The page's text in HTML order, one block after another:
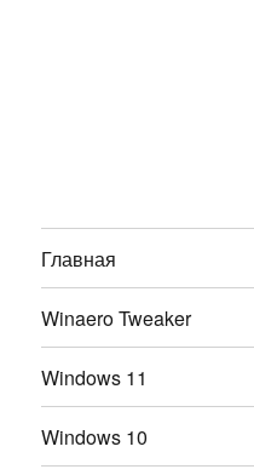
Главная
Winaero Tweaker
Windows 11
Windows 10